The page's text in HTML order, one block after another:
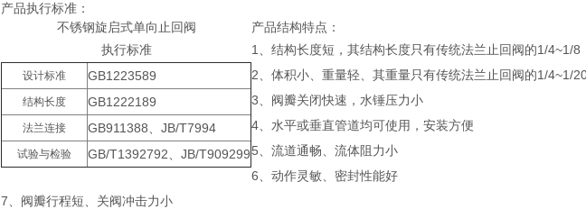
产品执行标准：
不锈钢旋启式单向止回阀
执行标准
设计标准 GB1223589
结构长度 GB1222189
法兰连接 GB911388、JB/T7994
试验与检验 GB/T1392792、JB/T909299
产品结构特点：
1、结构长度短，其结构长度只有传统法兰止回阀的1/4~1/8
2、体积小、重量轻、其重量只有传统法兰止回阀的1/4~1/
3、阀瓣关闭快速，水锤压力小
4、水平或垂直管道均可使用，安装方便
5、流道通畅、流体阻力小
6、动作灵敏、密封性能好
7、阀瓣行程短、关阀冲击力小